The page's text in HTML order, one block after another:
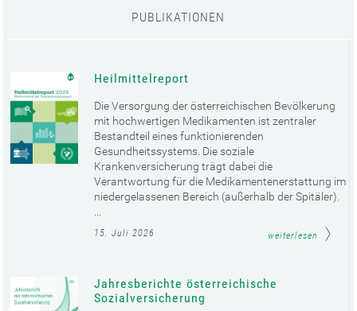
PUBLIKATIONEN
Heilmittelreport
Die Versorgung der österreichischen Bevölkerung
mit hochwertigen Medikamenten ist zentraler
Bestandteil eines funktionierenden
Gesundheitssystems. Die soziale
Krankenversicherung trägt dabei die
Verantwortung für die Medikamentenerstattung im
niedergelassenen Bereich (außerhalb der Spitäler).
15. Juli 2026 weiterlesen
Jahresberichte österreichische
Sozialversicherung